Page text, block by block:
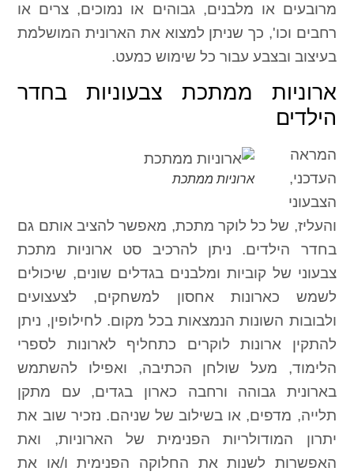
מרובעים או מלבנים, גבוהים או נמוכים, צרים או
רחבים וכו', כך שניתן למצוא את הארונית המושלמת
בעיצוב ובצבע עבור כל שימוש כמעט.
ארוניות ממתכת צבעוניות בחדר
הילדים
ארוניות ממתכת
המראה
העדכני,
הצבעוני
והעליז, של כל לוקר מתכת, מאפשר להציב אותם גם
בחדר הילדים. ניתן להרכיב סט ארוניות מתכת
צבעוני של קוביות ומלבנים בגדלים שונים, שיכולים
לשמש כארונות אחסון למשחקים, לצעצועים
ולבובות השונות הנמצאות בכל מקום. לחילופין, ניתן
להתקין ארונות לוקרים כתחליף לארונות לספרי
הלימוד, מעל שולחן הכתיבה, ואפילו להשתמש
בארונית גבוהה ורחבה כארון בגדים, עם מתקן
תלייה, מדפים, או בשילוב של שניהם. נזכיר שוב את
יתרון המודולריות הפנימית של הארוניות, ואת
האפשרות לשנות את החלוקה הפנימית ו/או את